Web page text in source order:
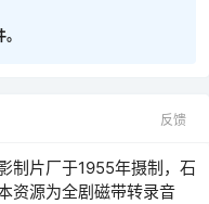
反馈
制片厂于1955年摄制，石
资源为全剧磁带转录音